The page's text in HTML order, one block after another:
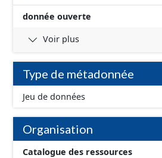
donnée ouverte
Voir plus
Type de métadonnée
Jeu de données
Organisation
Catalogue des ressources